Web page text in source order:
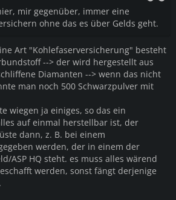
mir gegenüber, immer eine
ohne das es über Gelds geht.
Art "Kohlefaserversicherung" besteht
--> der wird hergestellt aus
Diamanten --> wenn das nicht
man noch 500 Schwarzpulver mit
wiegen ja einiges, so das ein
auf einmal herstellbar ist, der
dann, z. B. bei einem
werden, der in einem der
ASP HQ steht. es muss alles wärend
werden, sonst fängt derjenige